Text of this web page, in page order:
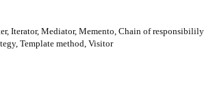
Iterator, Mediator, Memento, Chain of responsibilily
Template method, Visitor